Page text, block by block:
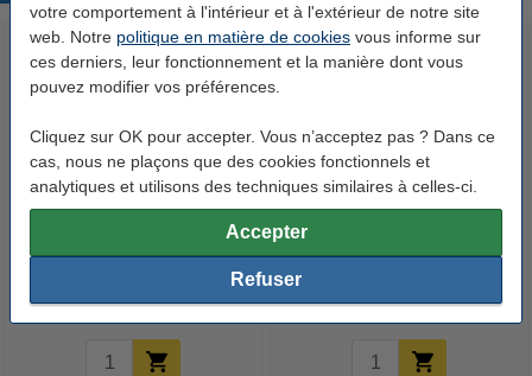
votre comportement à l'intérieur et à l'extérieur de notre site
web. Notre politique en matière de cookies vous informe sur
ces derniers, leur fonctionnement et la manière dont vous
pouvez modifier vos préférences.
Cliquez sur OK pour accepter. Vous n’acceptez pas ? Dans ce
cas, nous ne plaçons que des cookies fonctionnels et
analytiques et utilisons des techniques similaires à celles-ci.
Accepter
Refuser
123encre papier d'impression 1
ramette de 500 feuilles A4 - 80
g/m²
123encre papier d'impression 1
boîte de 2500 feuilles A4 - 80
g/m²